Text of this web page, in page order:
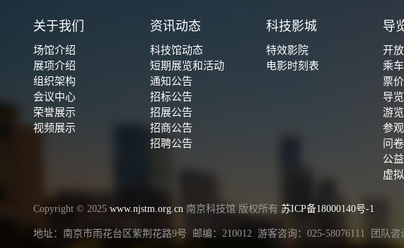
关于我们
场馆介绍
展项介绍
组织架构
会议中心
荣誉展示
视频展示
资讯动态
科技馆动态
短期展览和活动
通知公告
招标公告
招展公告
招商公告
招聘公告
科技影城
特效影院
电影时刻表
导
开
乘
票
导
游
参
问
公
虚
Copyright © 2025 www.njstm.org.cn 南京科技馆 版权所有 苏ICP备18000140号-1
地址：南京市雨花台区紫荆花路9号 邮编：210012 游客咨询：025-58076111 团队咨